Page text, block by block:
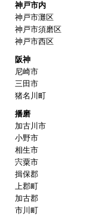
神戸市内
神戸市灘区
神戸市須磨区
神戸市西区
阪神
尼崎市
三田市
猪名川町
播磨
加古川市
小野市
相生市
宍粟市
揖保郡
上郡町
加古郡
市川町